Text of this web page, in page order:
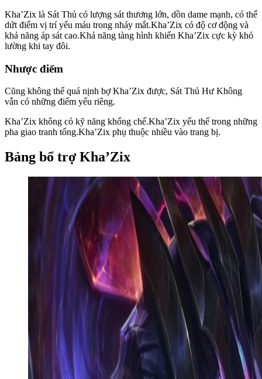
Kha’Zix là Sát Thủ có lượng sát thương lớn, dồn dame mạnh, có thể
dứt điểm vị trí yếu máu trong nháy mắt.Kha’Zix có độ cơ động và
khả năng áp sát cao.Khả năng tàng hình khiến Kha’Zix cực kỳ khó
lường khi tay đôi.
Nhược điểm
Cũng không thể quá nịnh bợ Kha’Zix được, Sát Thủ Hư Không
vẫn có những điểm yếu riêng.
Kha’Zix không có kỹ năng khống chế.Kha’Zix yếu thế trong những
pha giao tranh tổng.Kha’Zix phụ thuộc nhiều vào trang bị.
Bảng bổ trợ Kha’Zix